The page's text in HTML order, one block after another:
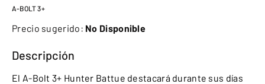
A-BOLT 3+
Precio sugerido: No Disponible
Descripción
El A-Bolt 3+ Hunter Battue destacará durante sus días